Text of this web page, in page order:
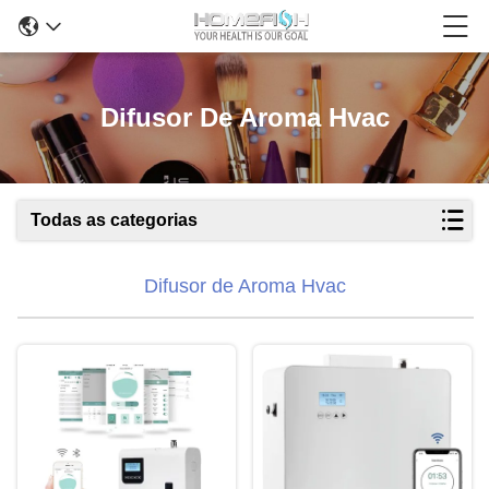
Difusor De Aroma Hvac
Todas as categorias
Difusor de Aroma Hvac